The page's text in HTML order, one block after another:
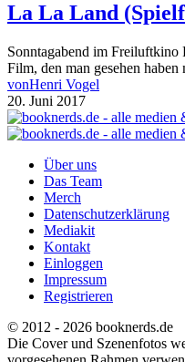
La La Land
Sonntagabend im
Film, den man gesehen
vonHenri Vogel
20. Juni 2017
Über uns
Das Team
Merch
Datenschutzerklärung
Mediakit
Kontakt
Einloggen
Impressum
Registrieren
© 2012 - 2026 booknerds.de
Die Cover und Szenenfotos